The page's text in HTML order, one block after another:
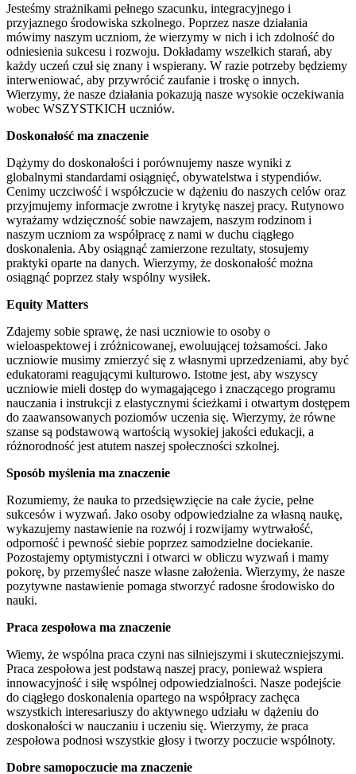
Jesteśmy strażnikami pełnego szacunku, integracyjnego i
przyjaznego środowiska szkolnego. Poprzez nasze działania
mówimy naszym uczniom, że wierzymy w nich i ich zdolność do
odniesienia sukcesu i rozwoju. Dokładamy wszelkich starań, aby
każdy uczeń czuł się znany i wspierany. W razie potrzeby będziemy
interweniować, aby przywrócić zaufanie i troskę o innych.
Wierzymy, że nasze działania pokazują nasze wysokie oczekiwania
wobec WSZYSTKICH uczniów.
Doskonałość ma znaczenie
Dążymy do doskonałości i porównujemy nasze wyniki z
globalnymi standardami osiągnięć, obywatelstwa i stypendiów.
Cenimy uczciwość i współczucie w dążeniu do naszych celów oraz
przyjmujemy informacje zwrotne i krytykę naszej pracy. Rutynowo
wyrażamy wdzięczność sobie nawzajem, naszym rodzinom i
naszym uczniom za współpracę z nami w duchu ciągłego
doskonalenia. Aby osiągnąć zamierzone rezultaty, stosujemy
praktyki oparte na danych. Wierzymy, że doskonałość można
osiągnąć poprzez stały wspólny wysiłek.
Equity Matters
Zdajemy sobie sprawę, że nasi uczniowie to osoby o
wieloaspektowej i zróżnicowanej, ewoluującej tożsamości. Jako
uczniowie musimy zmierzyć się z własnymi uprzedzeniami, aby być
edukatorami reagującymi kulturowo. Istotne jest, aby wszyscy
uczniowie mieli dostęp do wymagającego i znaczącego programu
nauczania i instrukcji z elastycznymi ścieżkami i otwartym dostępem
do zaawansowanych poziomów uczenia się. Wierzymy, że równe
szanse są podstawową wartością wysokiej jakości edukacji, a
różnorodność jest atutem naszej społeczności szkolnej.
Sposób myślenia ma znaczenie
Rozumiemy, że nauka to przedsięwzięcie na całe życie, pełne
sukcesów i wyzwań. Jako osoby odpowiedzialne za własną naukę,
wykazujemy nastawienie na rozwój i rozwijamy wytrwałość,
odporność i pewność siebie poprzez samodzielne dociekanie.
Pozostajemy optymistyczni i otwarci w obliczu wyzwań i mamy
pokorę, by przemyśleć nasze własne założenia. Wierzymy, że nasze
pozytywne nastawienie pomaga stworzyć radosne środowisko do
nauki.
Praca zespołowa ma znaczenie
Wiemy, że wspólna praca czyni nas silniejszymi i skuteczniejszymi.
Praca zespołowa jest podstawą naszej pracy, ponieważ wspiera
innowacyjność i siłę wspólnej odpowiedzialności. Nasze podejście
do ciągłego doskonalenia opartego na współpracy zachęca
wszystkich interesariuszy do aktywnego udziału w dążeniu do
doskonałości w nauczaniu i uczeniu się. Wierzymy, że praca
zespołowa podnosi wszystkie głosy i tworzy poczucie wspólnoty.
Dobre samopoczucie ma znaczenie